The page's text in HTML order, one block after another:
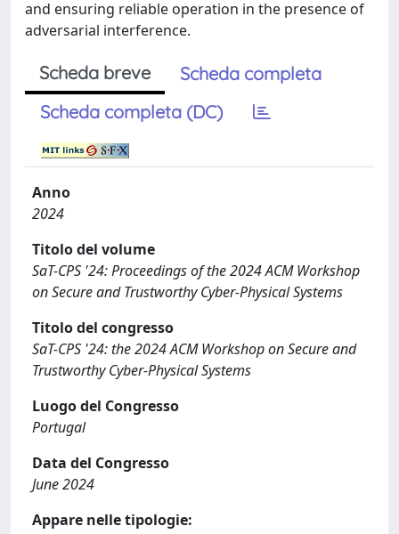
and ensuring reliable operation in the presence of
adversarial interference.
Scheda breve
Scheda completa
Scheda completa (DC)
Anno
2024
Titolo del volume
SaT-CPS '24: Proceedings of the 2024 ACM Workshop
on Secure and Trustworthy Cyber-Physical Systems
Titolo del congresso
SaT-CPS '24: the 2024 ACM Workshop on Secure and
Trustworthy Cyber-Physical Systems
Luogo del Congresso
Portugal
Data del Congresso
June 2024
Appare nelle tipologie: